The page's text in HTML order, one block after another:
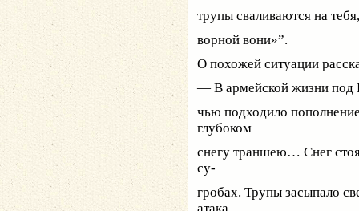
трупы сваливаются на
ворной вони»”.
О похожей ситуации
— В армейской жизни под
чью подходило
глубоком
снегу траншею… Снег
су-
гробах. Трупы засыпало